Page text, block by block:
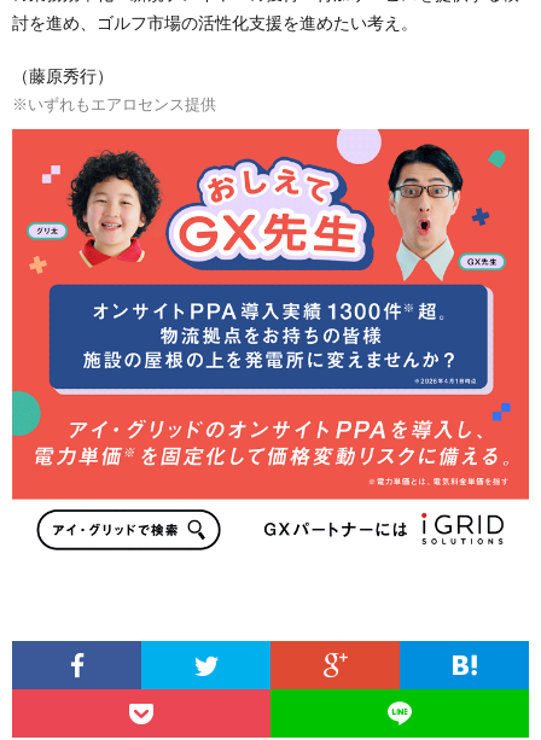
討を進め、ゴルフ市場の活性化支援を進めたい考え。
（藤原秀行）
※いずれもエアロセンス提供